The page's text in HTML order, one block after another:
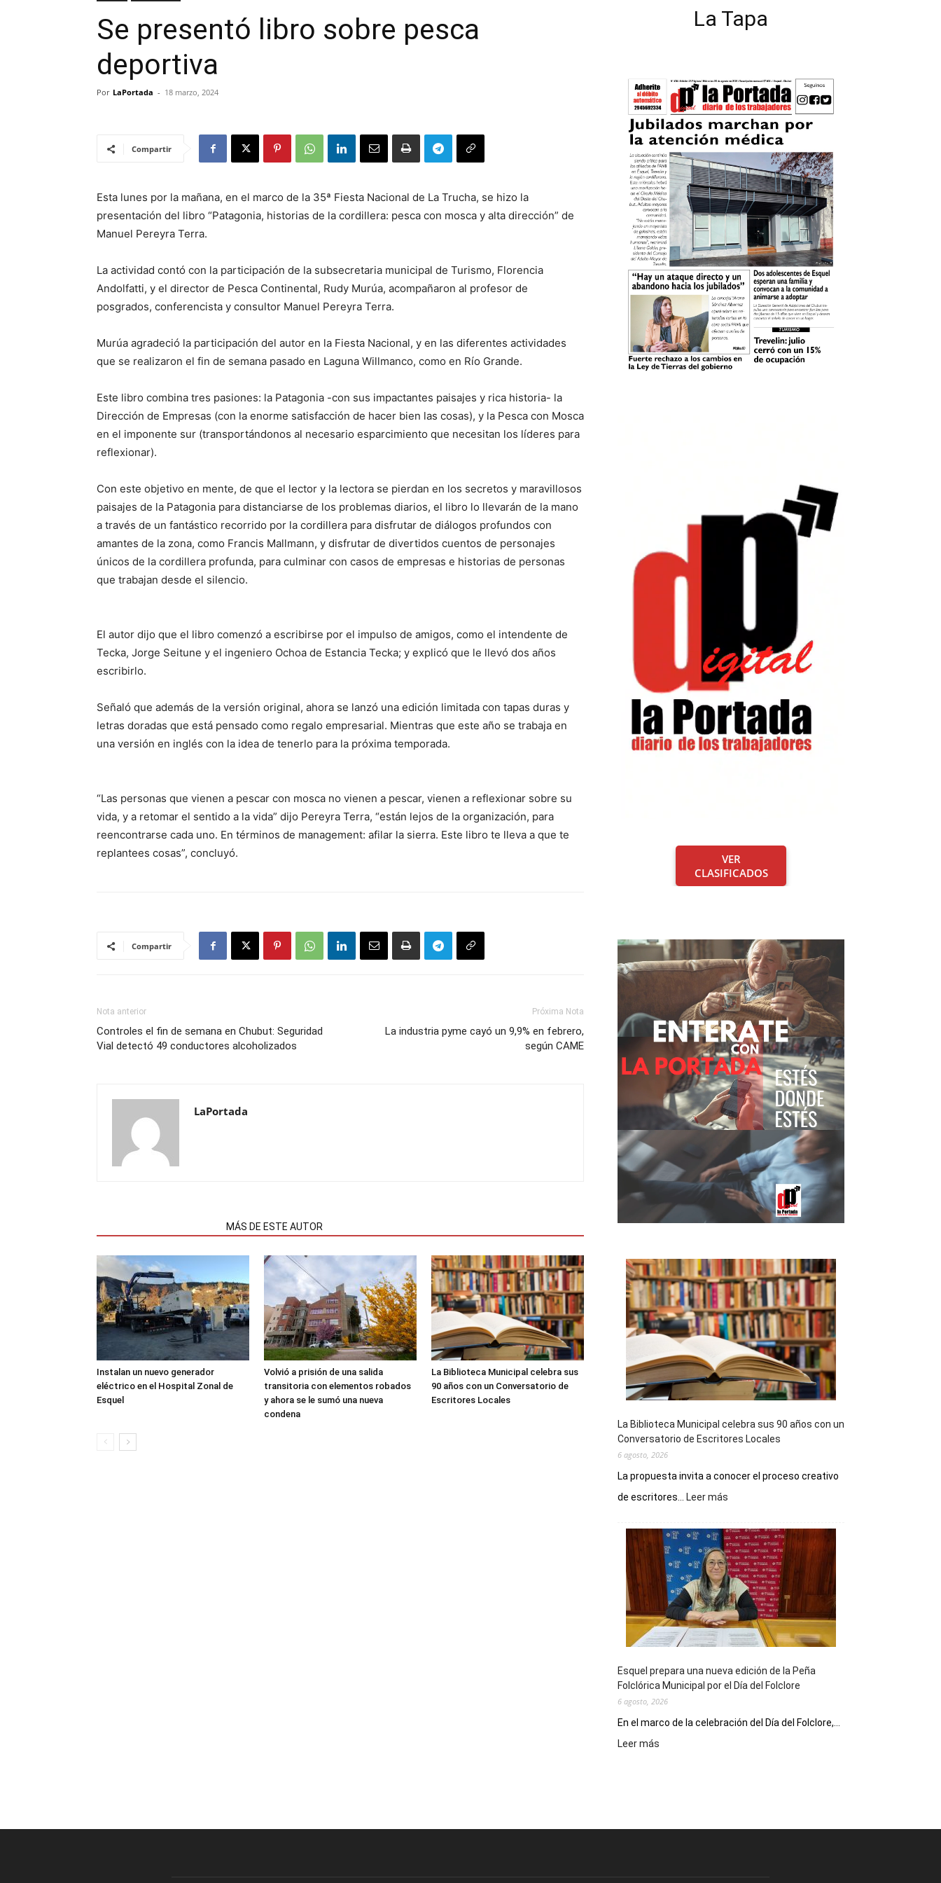
Se presentó libro sobre pesca
deportiva
Por LaPortada - 18 marzo, 2024
Compartir
Esta lunes por la mañana, en el marco de la 35ª Fiesta Nacional de La Trucha, se hizo la
presentación del libro “Patagonia, historias de la cordillera: pesca con mosca y alta dirección” de
Manuel Pereyra Terra.
La actividad contó con la participación de la subsecretaria municipal de Turismo, Florencia
Andolfatti, y el director de Pesca Continental, Rudy Murúa, acompañaron al profesor de
posgrados, conferencista y consultor Manuel Pereyra Terra.
Murúa agradeció la participación del autor en la Fiesta Nacional, y en las diferentes actividades
que se realizaron el fin de semana pasado en Laguna Willmanco, como en Río Grande.
Este libro combina tres pasiones: la Patagonia -con sus impactantes paisajes y rica historia- la
Dirección de Empresas (con la enorme satisfacción de hacer bien las cosas), y la Pesca con Mosca
en el imponente sur (transportándonos al necesario esparcimiento que necesitan los líderes para
reflexionar).
Con este objetivo en mente, de que el lector y la lectora se pierdan en los secretos y maravillosos
paisajes de la Patagonia para distanciarse de los problemas diarios, el libro lo llevarán de la mano
a través de un fantástico recorrido por la cordillera para disfrutar de diálogos profundos con
amantes de la zona, como Francis Mallmann, y disfrutar de divertidos cuentos de personajes
únicos de la cordillera profunda, para culminar con casos de empresas e historias de personas
que trabajan desde el silencio.
El autor dijo que el libro comenzó a escribirse por el impulso de amigos, como el intendente de
Tecka, Jorge Seitune y el ingeniero Ochoa de Estancia Tecka; y explicó que le llevó dos años
escribirlo.
Señaló que además de la versión original, ahora se lanzó una edición limitada con tapas duras y
letras doradas que está pensado como regalo empresarial. Mientras que este año se trabaja en
una versión en inglés con la idea de tenerlo para la próxima temporada.
“Las personas que vienen a pescar con mosca no vienen a pescar, vienen a reflexionar sobre su
vida, y a retomar el sentido a la vida” dijo Pereyra Terra, “están lejos de la organización, para
reencontrarse cada uno. En términos de management: afilar la sierra. Este libro te lleva a que te
replantees cosas”, concluyó.
Compartir
Nota anterior
Controles el fin de semana en Chubut: Seguridad
Vial detectó 49 conductores alcoholizados
Próxima Nota
La industria pyme cayó un 9,9% en febrero,
según CAME
LaPortada
MÁS DE ESTE AUTOR
Instalan un nuevo generador
eléctrico en el Hospital Zonal de
Esquel
Volvió a prisión de una salida
transitoria con elementos robados
y ahora se le sumó una nueva
condena
La Biblioteca Municipal celebra sus
90 años con un Conversatorio de
Escritores Locales
La Tapa
VER
CLASIFICADOS
La Biblioteca Municipal celebra sus 90 años con un
Conversatorio de Escritores Locales
6 agosto, 2026
La propuesta invita a conocer el proceso creativo
de escritores...
Leer más
Municipal
celebra
sus
90
años
con
un
Conversatorio
Escritores
Locales
Esquel prepara una nueva edición de la Peña
Folclórica Municipal por el Día del Folclore
6 agosto, 2026
En el marco de la celebración del Día del Folclore,...
Leer más
de